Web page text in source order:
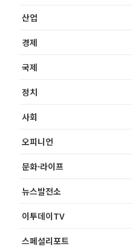
산업
경제
국제
정치
사회
오피니언
문화·라이프
뉴스발전소
이투데이TV
스페셜리포트